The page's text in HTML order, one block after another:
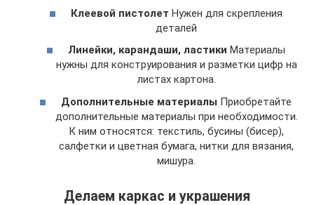
Клеевой пистолет Нужен для скрепления
деталей
Линейки, карандаши, ластики Материалы
нужны для конструирования и разметки цифр на
листах картона.
Дополнительные материалы Приобретайте
дополнительные материалы при необходимости.
К ним относятся: текстиль, бусины (бисер),
салфетки и цветная бумага, нитки для вязания,
мишура.
Делаем каркас и украшения